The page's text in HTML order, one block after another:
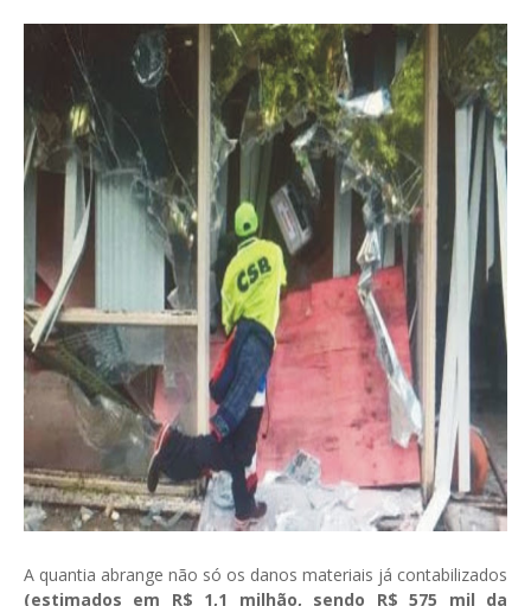
A quantia abrange não só os danos materiais já contabilizados
(estimados em R$ 1,1 milhão, sendo R$ 575 mil da